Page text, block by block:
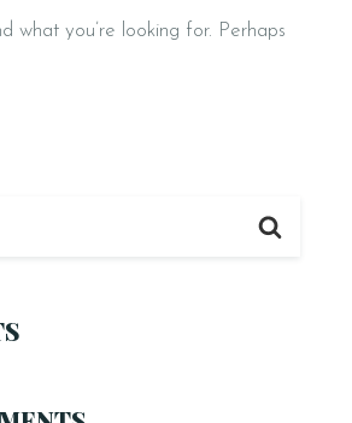
what you’re looking for. Perhaps